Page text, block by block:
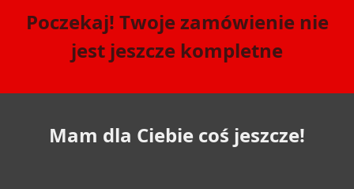
Poczekaj! Twoje zamówienie nie
jest jeszcze kompletne
Mam dla Ciebie coś jeszcze!